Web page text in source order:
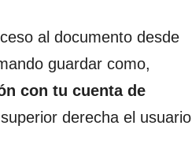
al documento desde
guardar como,
con tu cuenta de
derecha el usuario